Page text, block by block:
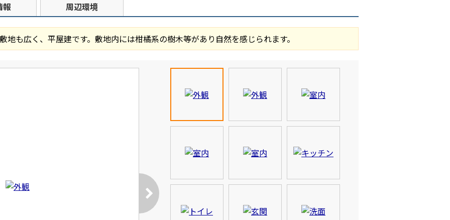
報 周辺環境
地も広く、平屋建です。敷地内には柑橘系の樹木等があり自然を感じられます。